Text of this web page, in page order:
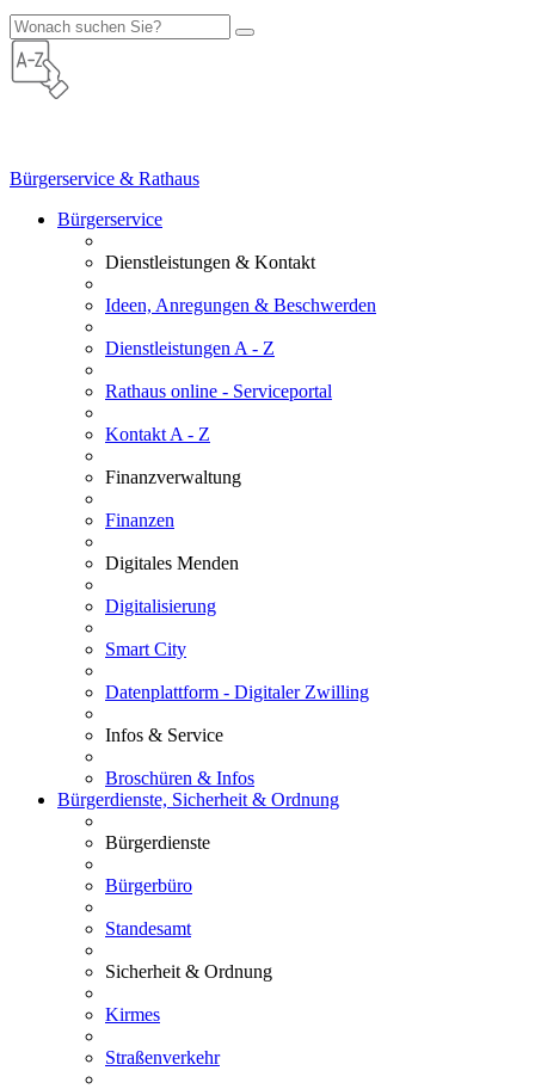
Bürgerservice & Rathaus
Bürgerservice
Dienstleistungen & Kontakt
Ideen, Anregungen & Beschwerden
Dienstleistungen A - Z
Rathaus online - Serviceportal
Kontakt A - Z
Finanzverwaltung
Finanzen
Digitales Menden
Digitalisierung
Smart City
Datenplattform - Digitaler Zwilling
Infos & Service
Broschüren & Infos
Bürgerdienste, Sicherheit & Ordnung
Bürgerdienste
Bürgerbüro
Standesamt
Sicherheit & Ordnung
Kirmes
Straßenverkehr